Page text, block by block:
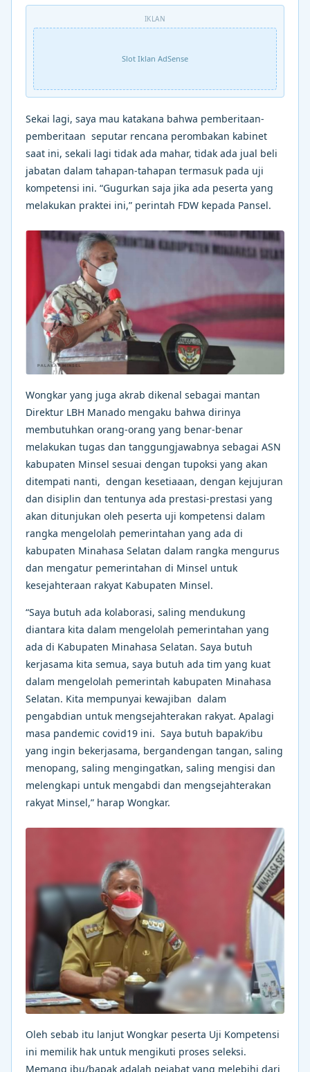
IKLAN
Slot Iklan AdSense
Sekai lagi, saya mau katakana bahwa pemberitaan-
pemberitaan seputar rencana perombakan kabinet
saat ini, sekali lagi tidak ada mahar, tidak ada jual beli
jabatan dalam tahapan-tahapan termasuk pada uji
kompetensi ini. “Gugurkan saja jika ada peserta yang
melakukan praktei ini,” perintah FDW kepada Pansel.
Wongkar yang juga akrab dikenal sebagai mantan
Direktur LBH Manado mengaku bahwa dirinya
membutuhkan orang-orang yang benar-benar
melakukan tugas dan tanggungjawabnya sebagai ASN
kabupaten Minsel sesuai dengan tupoksi yang akan
ditempati nanti, dengan kesetiaaan, dengan kejujuran
dan disiplin dan tentunya ada prestasi-prestasi yang
akan ditunjukan oleh peserta uji kompetensi dalam
rangka mengelolah pemerintahan yang ada di
kabupaten Minahasa Selatan dalam rangka mengurus
dan mengatur pemerintahan di Minsel untuk
kesejahteraan rakyat Kabupaten Minsel.
“Saya butuh ada kolaborasi, saling mendukung
diantara kita dalam mengelolah pemerintahan yang
ada di Kabupaten Minahasa Selatan. Saya butuh
kerjasama kita semua, saya butuh ada tim yang kuat
dalam mengelolah pemerintah kabupaten Minahasa
Selatan. Kita mempunyai kewajiban dalam
pengabdian untuk mengsejahterakan rakyat. Apalagi
masa pandemic covid19 ini. Saya butuh bapak/ibu
yang ingin bekerjasama, bergandengan tangan, saling
menopang, saling mengingatkan, saling mengisi dan
melengkapi untuk mengabdi dan mengsejahterakan
rakyat Minsel,” harap Wongkar.
Oleh sebab itu lanjut Wongkar peserta Uji Kompetensi
ini memilik hak untuk mengikuti proses seleksi.
Memang ibu/bapak adalah pejabat yang melebihi dari